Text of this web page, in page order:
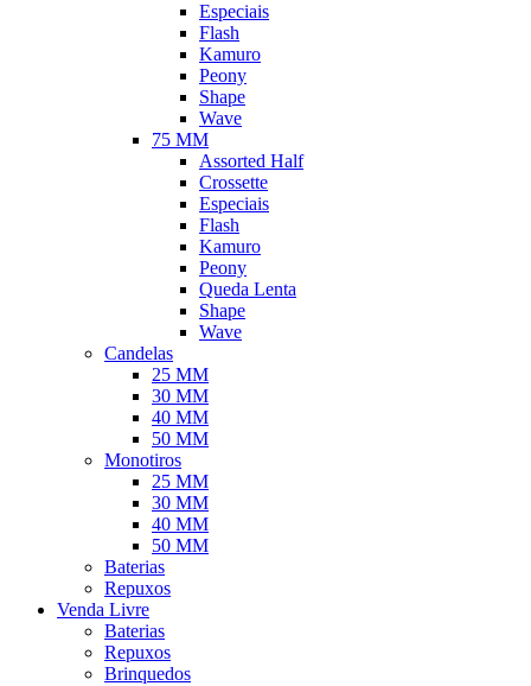
Especiais
Flash
Kamuro
Peony
Shape
Wave
75 MM
Assorted Half
Crossette
Especiais
Flash
Kamuro
Peony
Queda Lenta
Shape
Wave
Candelas
25 MM
30 MM
40 MM
50 MM
Monotiros
25 MM
30 MM
40 MM
50 MM
Baterias
Repuxos
Venda Livre
Baterias
Repuxos
Brinquedos